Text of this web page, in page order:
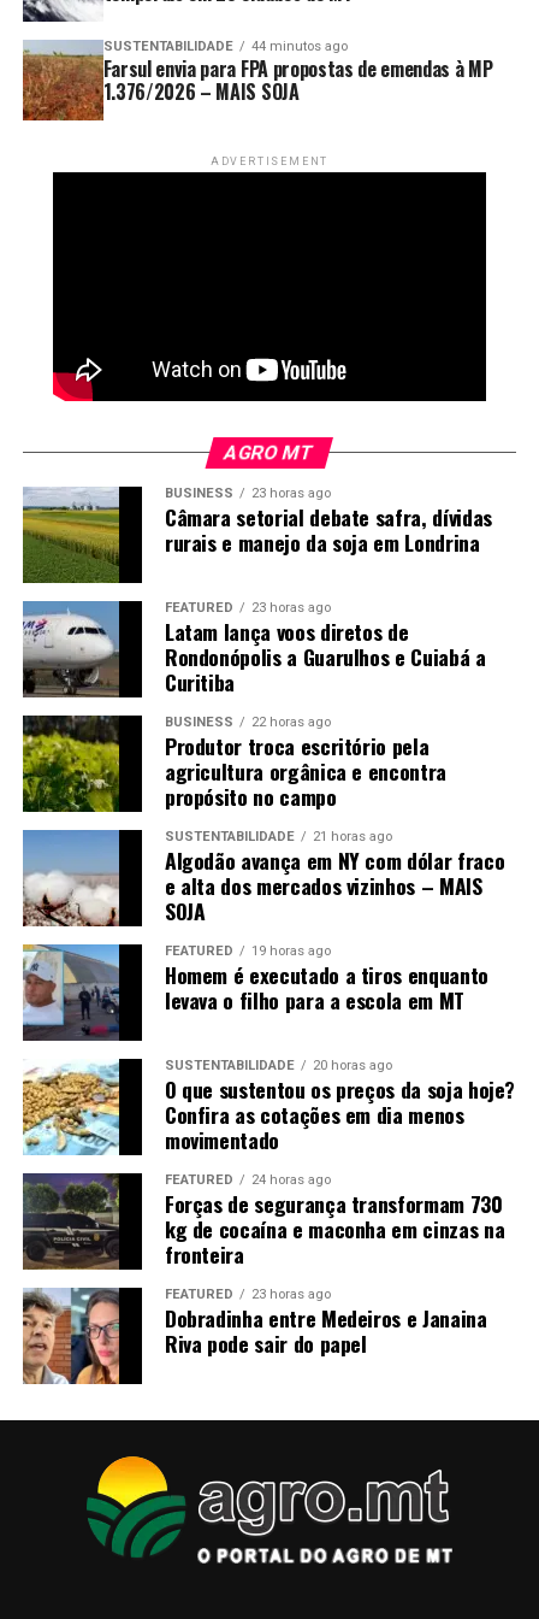
SUSTENTABILIDADE 44 minutos ago
Farsul envia para FPA propostas de emendas à MP
1.376/2026 – MAIS SOJA
ADVERTISEMENT
AGRO MT
BUSINESS 23 horas ago
Câmara setorial debate safra, dívidas
rurais e manejo da soja em Londrina
FEATURED 23 horas ago
Latam lança voos diretos de
Rondonópolis a Guarulhos e Cuiabá a
Curitiba
BUSINESS 22 horas ago
Produtor troca escritório pela
agricultura orgânica e encontra
propósito no campo
SUSTENTABILIDADE 21 horas ago
Algodão avança em NY com dólar fraco
e alta dos mercados vizinhos – MAIS
SOJA
FEATURED 19 horas ago
Homem é executado a tiros enquanto
levava o filho para a escola em MT
SUSTENTABILIDADE 20 horas ago
O que sustentou os preços da soja hoje?
Confira as cotações em dia menos
movimentado
FEATURED 24 horas ago
Forças de segurança transformam 730
kg de cocaína e maconha em cinzas na
fronteira
FEATURED 23 horas ago
Dobradinha entre Medeiros e Janaina
Riva pode sair do papel